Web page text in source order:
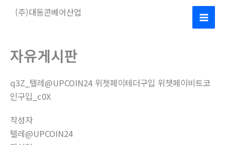
(주)대동콘베어산업
Main
자유게시판
q3Z_텔레@UPCOIN24 위쳇페이테더구입 위챗페이비트코
인구입_c0X
작성자
텔레@UPCOIN24